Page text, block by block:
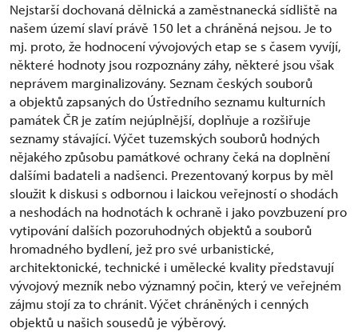
Nejstarší dochovaná dělnická a zaměstnanecká sídliště na
našem území slaví právě 150 let a chráněná nejsou. Je to
mj. proto, že hodnocení vývojových etap se s časem vyvíjí,
některé hodnoty jsou rozpoznány záhy, některé jsou však
neprávem marginalizovány. Seznam českých souborů
a objektů zapsaných do Ústředního seznamu kulturních
památek ČR je zatím nejúplnější, doplňuje a rozšiřuje
seznamy stávající. Výčet tuzemských souborů hodných
nějakého způsobu památkové ochrany čeká na doplnění
dalšími badateli a nadšenci. Prezentovaný korpus by měl
sloužit k diskusi s odbornou i laickou veřejností o shodách
a neshodách na hodnotách k ochraně i jako povzbuzení pro
vytipování dalších pozoruhodných objektů a souborů
hromadného bydlení, jež pro své urbanistické,
architektonické, technické i umělecké kvality představují
vývojový mezník nebo významný počin, který ve veřejném
zájmu stojí za to chránit. Výčet chráněných i cenných
objektů u našich sousedů je výběrový.